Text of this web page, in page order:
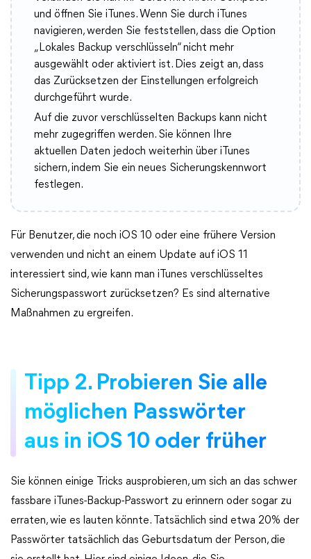
und öffnen Sie iTunes. Wenn Sie durch iTunes
navigieren, werden Sie feststellen, dass die Option
„Lokales Backup verschlüsseln“ nicht mehr
ausgewählt oder aktiviert ist. Dies zeigt an, dass
das Zurücksetzen der Einstellungen erfolgreich
durchgeführt wurde.
Auf die zuvor verschlüsselten Backups kann nicht
mehr zugegriffen werden. Sie können Ihre
aktuellen Daten jedoch weiterhin über iTunes
sichern, indem Sie ein neues Sicherungskennwort
festlegen.
Für Benutzer, die noch iOS 10 oder eine frühere Version
verwenden und nicht an einem Update auf iOS 11
interessiert sind, wie kann man iTunes verschlüsseltes
Sicherungspasswort zurücksetzen? Es sind alternative
Maßnahmen zu ergreifen.
Tipp 2. Probieren Sie alle
möglichen Passwörter
aus in iOS 10 oder früher
Sie können einige Tricks ausprobieren, um sich an das schwer
fassbare iTunes-Backup-Passwort zu erinnern oder sogar zu
erraten, wie es lauten könnte. Tatsächlich sind etwa 20% der
Passwörter tatsächlich das Geburtsdatum der Person, die